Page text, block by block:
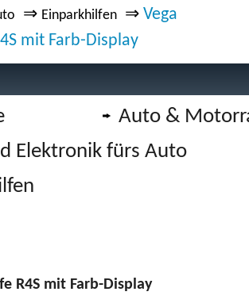
⇒ Einparkhilfen ⇒ Vega
mit Farb-Display
Auto &
Elektronik fürs Auto
R4S mit Farb-Display